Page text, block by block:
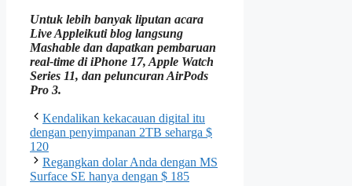
Untuk lebih banyak liputan acara
Live Appleikuti blog langsung
Mashable dan dapatkan pembaruan
real-time di iPhone 17, Apple Watch
Series 11, dan peluncuran AirPods
Pro 3.
Kendalikan kekacauan digital itu
dengan penyimpanan 2TB seharga $
120
Regangkan dolar Anda dengan MS
Surface SE hanya dengan $ 185